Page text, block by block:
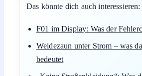
Das könnte dich auch interessieren:
F01 im Display: Was der
Weidezaun unter Strom – was
bedeutet